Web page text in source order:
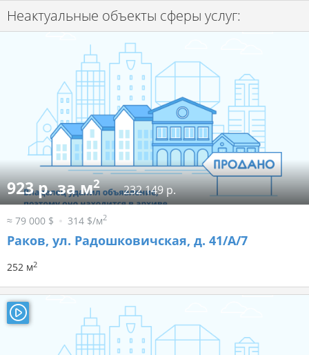
Неактуальные объекты сферы услуг:
923 р. за м2 232 149 р.
≈ 79 000 $ 314 $/м2
Раков, ул. Радошковичская, д. 41/А/7
252 м2